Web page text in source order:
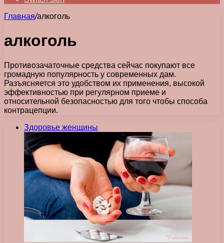
Главная/алкоголь
алкоголь
Противозачаточные средства сейчас покупают все
громадную популярность у современных дам.
Разъясняется это удобством их применения, высокой
эффективностью при регулярном приеме и
относительной безопасностью для того чтобы способа
контрацепции.
Здоровье женщины